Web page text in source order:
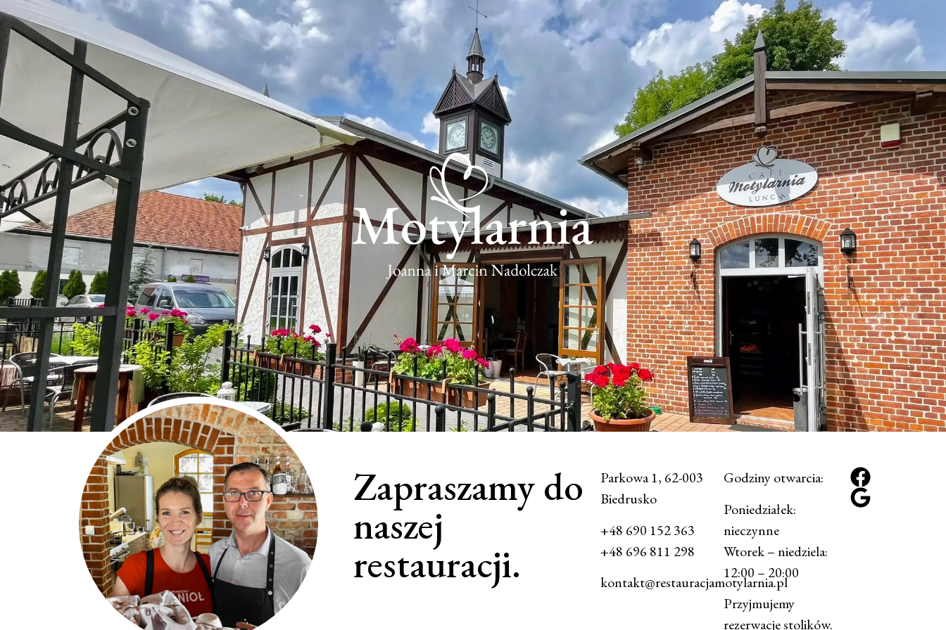
Zapraszamy do
naszej
restauracji.
Parkowa 1, 62-003
Biedrusko
+48 690 152 363
+48 696 811 298
kontakt@restauracjamotylarnia.pl
Godziny otwarcia:
Poniedziałek:
nieczynne
Wtorek – niedziela:
12:00 – 20:00
Przyjmujemy
rezerwacje stolików.